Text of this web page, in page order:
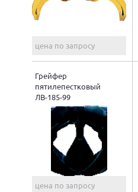
цена по запросу
Грейфер
пятилепестковый
ЛВ-185-99
цена по запросу